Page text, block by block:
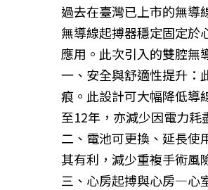
過去在臺灣已上市的無導
無導線起搏器穩定固定於
應用。此次引入的雙腔無
一、安全與舒適性提升：
痕。此設計可大幅降低導
至12年，亦減少因電力耗
二、電池可更換、延長使
其有利，減少重複手術風
三、心房起搏與心房—心